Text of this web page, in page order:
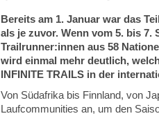
Bereits am 1. Januar war das
als je zuvor. Wenn vom 5. bis 7.
Trailrunner:innen aus 58
wird einmal mehr deutlich,
INFINITE TRAILS in der
Von Südafrika bis Finnland, von
Laufcommunities an, um den